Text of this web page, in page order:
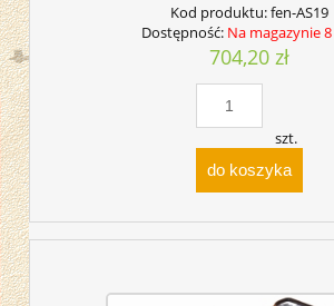
Kod produktu:fen-AS19
Dostępność: Na magazynie
704,20 zł
szt.
do koszyka